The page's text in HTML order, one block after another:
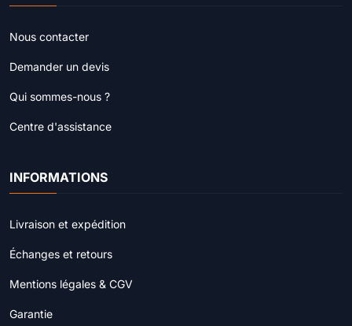
Nous contacter
Demander un devis
Qui sommes-nous ?
Centre d'assistance
INFORMATIONS
Livraison et expédition
Échanges et retours
Mentions légales & CGV
Garantie